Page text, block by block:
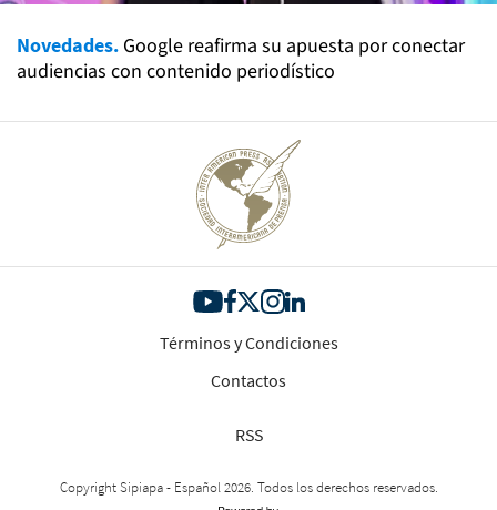
Novedades. Google reafirma su apuesta por conectar
audiencias con contenido periodístico
Términos y Condiciones
Contactos
RSS
Copyright Sipiapa - Español 2026. Todos los derechos reservados.